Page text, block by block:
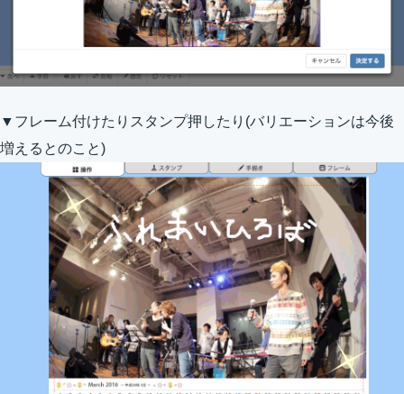
▼フレーム付けたりスタンプ押したり(バリエーションは今後
増えるとのこと)